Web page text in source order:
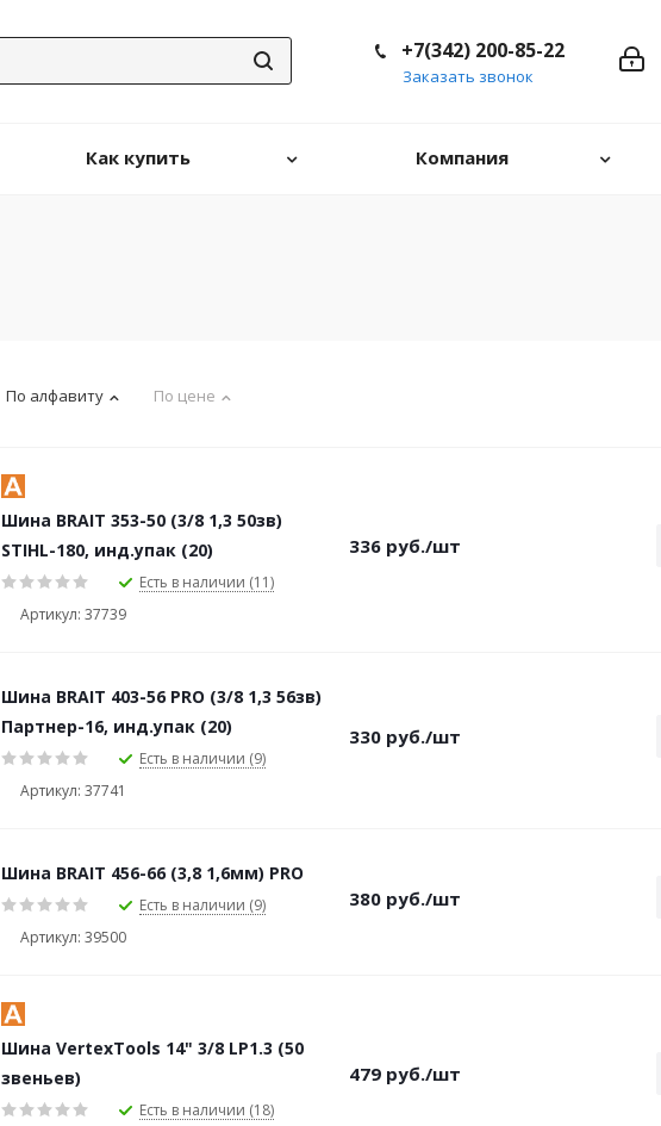
+7(342) 200-85-22
Заказать звонок
Как купить Компания
По алфавиту По цене
Шина BRAIT 353-50 (3/8 1,3 50зв)
STIHL-180, инд.упак (20)
Есть в наличии (11)
Артикул: 37739
336 руб./шт
Шина BRAIT 403-56 PRO (3/8 1,3 56зв)
Партнер-16, инд.упак (20)
Есть в наличии (9)
Артикул: 37741
330 руб./шт
Шина BRAIT 456-66 (3,8 1,6мм) PRO
Есть в наличии (9)
Артикул: 39500
380 руб./шт
Шина VertexTools 14" 3/8 LP1.3 (50
звеньев)
Есть в наличии (18)
479 руб./шт